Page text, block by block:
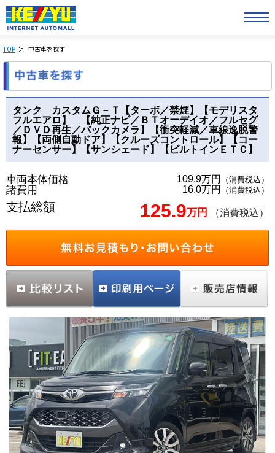
TOP 中古車を探す
タンク カスタムＧ－Ｔ【ターボ／禁煙】【モデリスタ
フルエアロ】 【純正ナビ／ＢＴオーデイオ／フルセグ
／ＤＶＤ再生／バックカメラ】【衝突軽減／車線逸脱警
報】【両側自動ドア】【クルーズコントロール】【コー
ナーセンサー】【サンシェード】【ビルトインＥＴＣ】
車両本体価格 109.9万円 （消費税込）
諸費用 16.0万円 （消費税込）
支払総額 125.9万円 （消費税込）